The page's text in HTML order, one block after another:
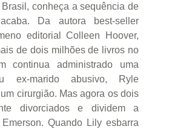
conheça a sequência de
Da autora best-seller
editorial Colleen Hoover,
de dois milhões de livros no
continua administrado uma
ex-marido abusivo, Ryle
cirurgião. Mas agora os dois
divorciados e dividem a
Quando Lily esbarra